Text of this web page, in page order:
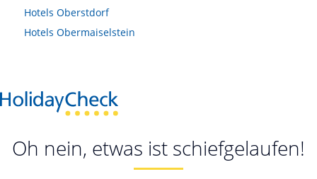
Hotels Oberstdorf
Hotels Obermaiselstein
Oh nein, etwas ist schiefgelaufen!